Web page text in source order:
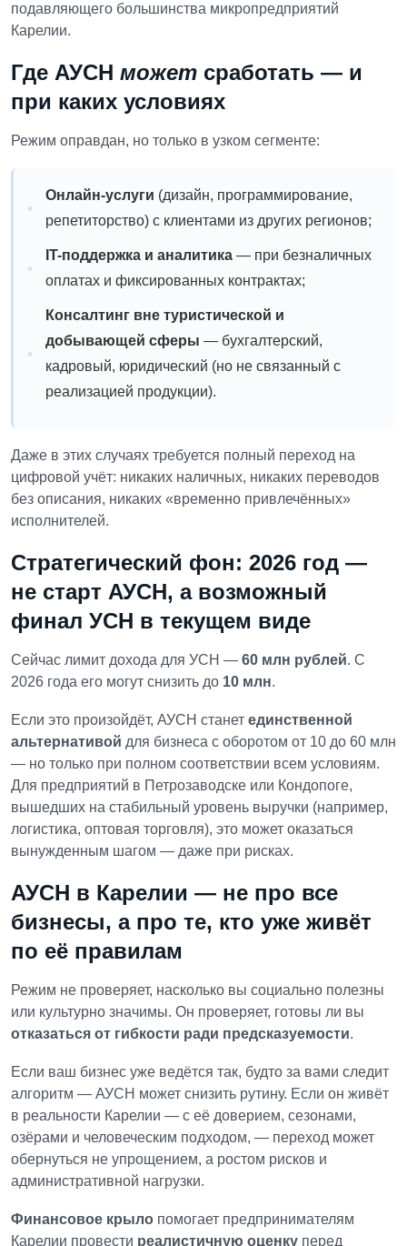
подавляющего большинства микропредприятий
Карелии.
Где АУСН может сработать — и
при каких условиях
Режим оправдан, но только в узком сегменте:
Онлайн-услуги (дизайн, программирование,
репетиторство) с клиентами из других регионов;
IT-поддержка и аналитика — при безналичных
оплатах и фиксированных контрактах;
Консалтинг вне туристической и
добывающей сферы — бухгалтерский,
кадровый, юридический (но не связанный с
реализацией продукции).
Даже в этих случаях требуется полный переход на
цифровой учёт: никаких наличных, никаких переводов
без описания, никаких «временно привлечённых»
исполнителей.
Стратегический фон: 2026 год —
не старт АУСН, а возможный
финал УСН в текущем виде
Сейчас лимит дохода для УСН — 60 млн рублей. С
2026 года его могут снизить до 10 млн.
Если это произойдёт, АУСН станет единственной
альтернативой для бизнеса с оборотом от 10 до 60 млн
— но только при полном соответствии всем условиям.
Для предприятий в Петрозаводске или Кондопоге,
вышедших на стабильный уровень выручки (например,
логистика, оптовая торговля), это может оказаться
вынужденным шагом — даже при рисках.
АУСН в Карелии — не про все
бизнесы, а про те, кто уже живёт
по её правилам
Режим не проверяет, насколько вы социально полезны
или культурно значимы. Он проверяет, готовы ли вы
отказаться от гибкости ради предсказуемости.
Если ваш бизнес уже ведётся так, будто за вами следит
алгоритм — АУСН может снизить рутину. Если он живёт
в реальности Карелии — с её доверием, сезонами,
озёрами и человеческим подходом, — переход может
обернуться не упрощением, а ростом рисков и
административной нагрузки.
Финансовое крыло помогает предпринимателям
Карелии провести реалистичную оценку перед